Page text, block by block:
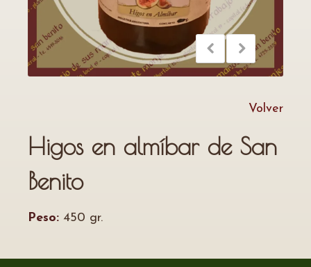
Volver
Higos en almíbar de San
Benito
Peso: 450 gr.